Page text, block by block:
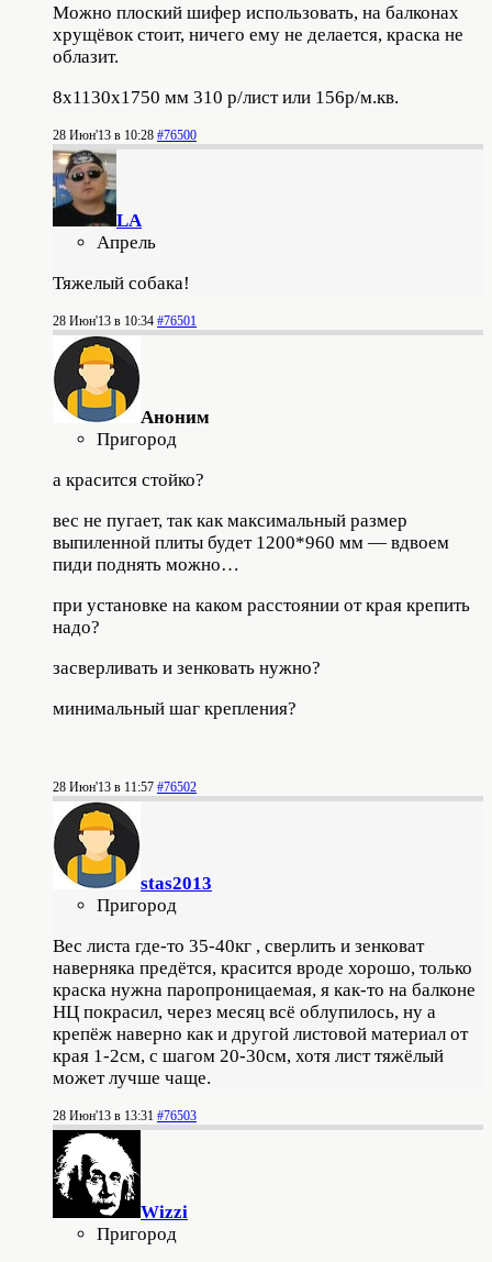
Можно плоский шифер использовать, на балконах
хрущёвок стоит, ничего ему не делается, краска не
облазит.
8х1130х1750 мм 310 р/лист или 156р/м.кв.
28 Июн'13 в 10:28 #76500
LA
Апрель
Тяжелый собака!
28 Июн'13 в 10:34 #76501
Аноним
Пригород
а красится стойко?
вес не пугает, так как максимальный размер
выпиленной плиты будет 1200*960 мм — вдвоем
пиди поднять можно…
при установке на каком расстоянии от края крепить
надо?
засверливать и зенковать нужно?
минимальный шаг крепления?
28 Июн'13 в 11:57 #76502
stas2013
Пригород
Вес листа где-то 35-40кг , сверлить и зенковат
наверняка предётся, красится вроде хорошо, только
краска нужна паропроницаемая, я как-то на балконе
НЦ покрасил, через месяц всё облупилось, ну а
крепёж наверно как и другой листовой материал от
края 1-2см, с шагом 20-30см, хотя лист тяжёлый
может лучше чаще.
28 Июн'13 в 13:31 #76503
Wizzi
Пригород